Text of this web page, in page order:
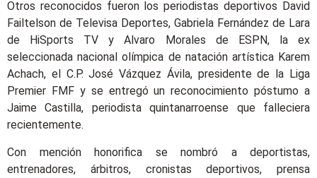
Otros reconocidos fueron los periodistas deportivos David
Failtelson de Televisa Deportes, Gabriela Fernández de Lara
de HiSports TV y Alvaro Morales de ESPN, la ex
seleccionada nacional olímpica de natación artística Karem
Achach, el C.P. José Vázquez Ávila, presidente de la Liga
Premier FMF y se entregó un reconocimiento póstumo a
Jaime Castilla, periodista quintanarroense que falleciera
recientemente.
Con mención honorifica se nombró a deportistas,
entrenadores, árbitros, cronistas deportivos, prensa